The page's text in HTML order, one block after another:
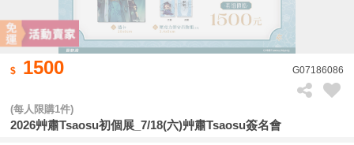
1500 G07186086
(每人限購1件)
2026艸肅Tsaosu初個展_7/18(六)艸肅Tsaosu簽名會